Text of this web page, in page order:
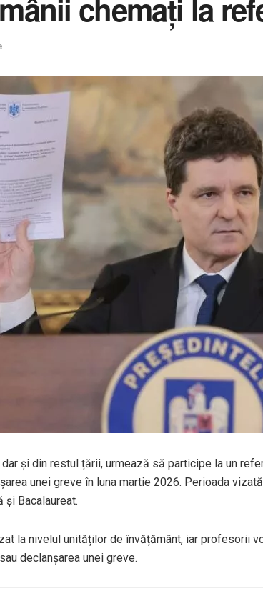
chemați la
și din restul țării, urmează să participe la un
unei greve în luna martie 2026. Perioada
și Bacalaureat.
la nivelul unităților de învățământ, iar profesorii
declanșarea unei greve.